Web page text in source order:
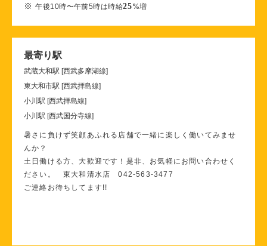
※午後10時〜午前5時は時給25%増
最寄り駅
武蔵大和駅 [西武多摩湖線]
東大和市駅 [西武拝島線]
小川駅 [西武拝島線]
小川駅 [西武国分寺線]
暑さに負けず笑顔あふれる店舗で一緒に楽しく働いてみませ
んか？
土日働ける方、大歓迎です！是非、お気軽にお問い合わせく
ださい。 東大和清水店 042-563-3477
ご連絡お待ちしてます!!